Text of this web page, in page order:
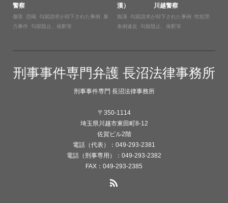
警察
傷害 恐喝 勾留請求が却下された事例
暴
力事件
勾留阻止、保釈等
漢） 川越警察
痴漢 勾留請求が却下された事例 性犯罪
条例違反
勾留阻止、保釈等
刑事事件専門弁護 長沼法律事務所
刑事事件専門 長沼法律事務所
〒350-1114
埼玉県川越市東田町8-12
佐賀ビル2階
電話（代表）：049-293-2381
電話（刑事専用）：049-293-2382
FAX：049-293-2385